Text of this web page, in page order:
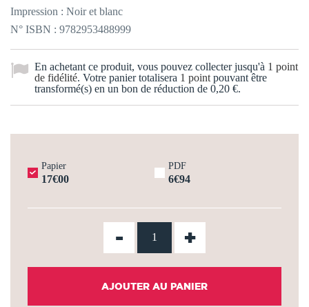
Impression : Noir et blanc
N° ISBN : 9782953488999
En achetant ce produit, vous pouvez collecter jusqu'à 1 point
de fidélité. Votre panier totalisera 1 point pouvant être
transformé(s) en un bon de réduction de 0,20 €.
Papier
17€00
PDF
6€94
- +
AJOUTER AU PANIER